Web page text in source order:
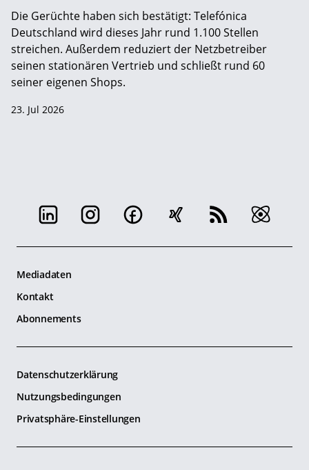
Die Gerüchte haben sich bestätigt: Telefónica
Deutschland wird dieses Jahr rund 1.100 Stellen
streichen. Außerdem reduziert der Netzbetreiber
seinen stationären Vertrieb und schließt rund 60
seiner eigenen Shops.
23. Jul 2026
Mediadaten
Kontakt
Abonnements
Datenschutzerklärung
Nutzungsbedingungen
Privatsphäre-Einstellungen